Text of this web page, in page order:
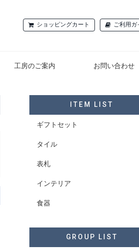
工房のご案内 お問い合わせ
ショッピングカート ご利用ガ
ITEM LIST
ギフトセット
タイル
表札
インテリア
食器
GROUP LIST